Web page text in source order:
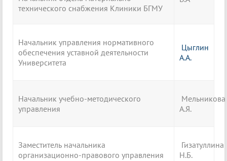
технического снабжения Клиники БГМУ
Начальник управления нормативного
обеспечения уставной деятельности
Университета
Цыглин
А.А.
Начальник учебно-методического
управления
Мельникова
А.Я.
Заместитель начальника
организационно-правового управления
Гизатуллина
Н.Б.